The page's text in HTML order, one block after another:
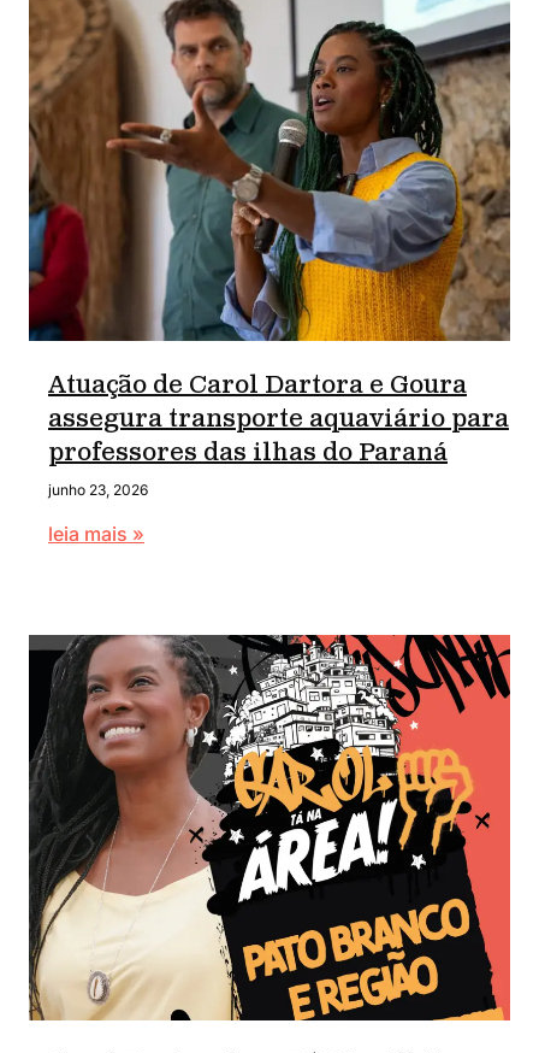
Atuação de Carol Dartora e Goura
assegura transporte aquaviário para
professores das ilhas do Paraná
junho 23, 2026
leia mais »